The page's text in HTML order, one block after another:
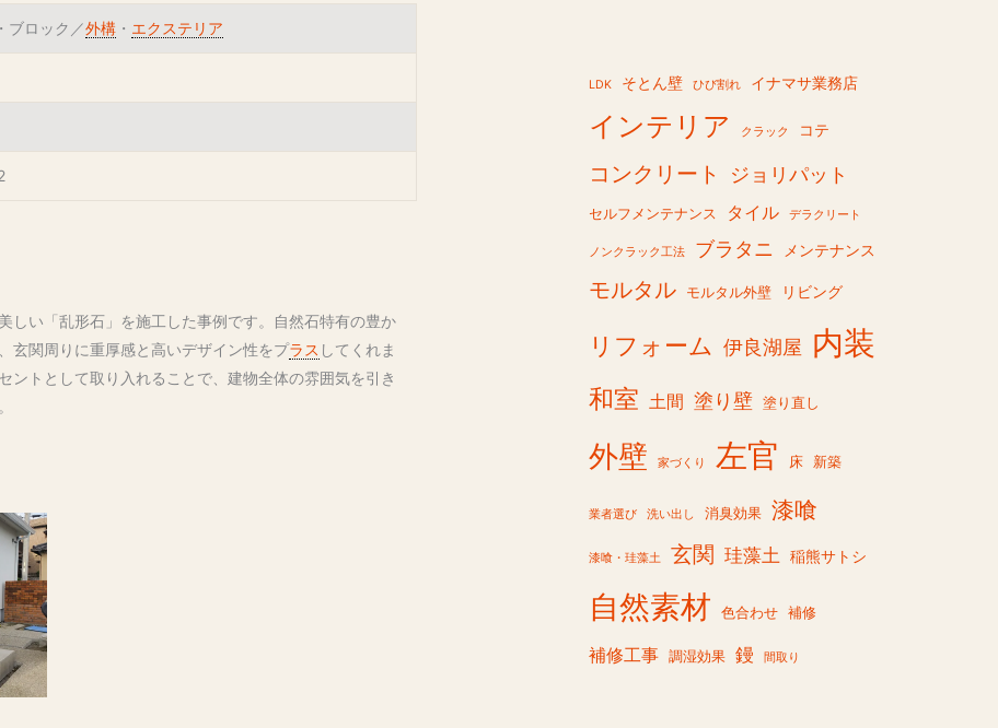
ブロック／外構 ・ エクステリア
しい「乱形石」を施工した事例です。自然石特有の豊か
玄関周りに重厚感と高いデザイン性をプラス してくれま
ントとして取り入れることで、建物全体の雰囲気を引き
LDK そとん壁 ひび割れ イナマサ業務店
インテリア クラック コテ
コンクリート ジョリパット
セルフメンテナンス タイル デラクリート
ノンクラック工法 ブラタニ メンテナンス
モルタル モルタル外壁 リビング
リフォーム 伊良湖屋 内装
和室 土間 塗り壁 塗り直し
外壁 家づくり 左官 床 新築
業者選び 洗い出し 消臭効果 漆喰
漆喰・珪藻土 玄関 珪藻土 稲熊サトシ
自然素材 色合わせ 補修
補修工事 調湿効果 鏝 間取り